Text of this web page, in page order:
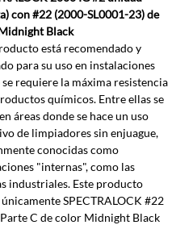
con #22 (2000-SL0001-23) de
Black
está recomendado y
para su uso en instalaciones
requiere la máxima resistencia
químicos. Entre ellas se
áreas donde se hace un uso
de limpiadores sin enjuague,
conocidas como
"internas", como las
industriales. Este producto
SPECTRALOCK #22
C de color Midnight Black